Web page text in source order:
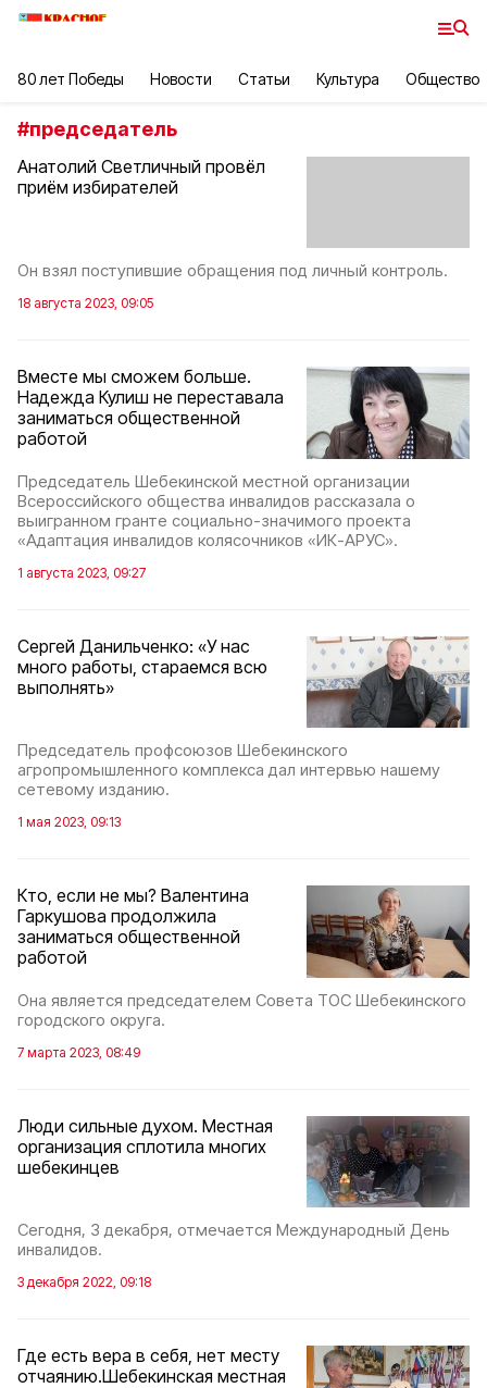
80 лет Победы Новости Статьи Культура Общество
#председатель
Анатолий Светличный провёл
приём избирателей
Он взял поступившие обращения под личный контроль.
18 августа 2023, 09:05
Вместе мы сможем больше.
Надежда Кулиш не переставала
заниматься общественной
работой
Председатель Шебекинской местной организации
Всероссийского общества инвалидов рассказала о
выигранном гранте социально-значимого проекта
«Адаптация инвалидов колясочников «ИК-АРУС».
1 августа 2023, 09:27
Сергей Данильченко: «У нас
много работы, стараемся всю
выполнять»
Председатель профсоюзов Шебекинского
агропромышленного комплекса дал интервью нашему
сетевому изданию.
1 мая 2023, 09:13
Кто, если не мы? Валентина
Гаркушова продолжила
заниматься общественной
работой
Она является председателем Совета ТОС Шебекинского
городского округа.
7 марта 2023, 08:49
Люди сильные духом. Местная
организация сплотила многих
шебекинцев
Сегодня, 3 декабря, отмечается Международный День
инвалидов.
3 декабря 2022, 09:18
Где есть вера в себя, нет месту
отчаянию.Шебекинская местная